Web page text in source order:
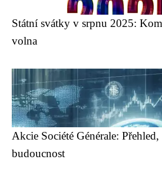
Státní svátky v srpnu 2025:
volna
Akcie Société Générale: Přehled,
budoucnost